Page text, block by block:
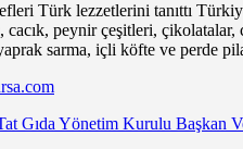
Türk lezzetlerini tanıttı
cacık, peynir çeşitleri,
sarma, içli köfte ve perde
Gıda Yönetim Kurulu Başkan